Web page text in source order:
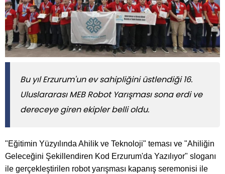
Bu yıl Erzurum'un ev sahipliğini üstlendiği 16.
Uluslararası MEB Robot Yarışması sona erdi ve
dereceye giren ekipler belli oldu.
"Eğitimin Yüzyılında Ahilik ve Teknoloji" teması ve "Ahiliğin
Geleceğini Şekillendiren Kod Erzurum'da Yazılıyor" sloganı
ile gerçekleştirilen robot yarışması kapanış seremonisi ile